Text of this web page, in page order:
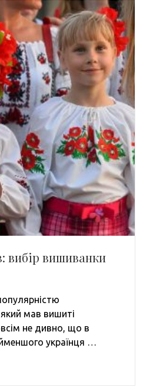
вибір вишиванки
мав вишиті
не дивно, що в
українця …